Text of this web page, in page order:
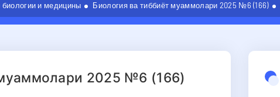
и медицины Биология ва тиббиёт муаммолари 2025 №6 (166)
2025 №6 (166)